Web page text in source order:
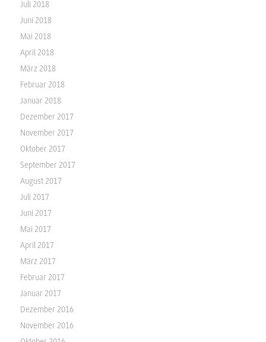
Juli 2018
Juni 2018
Mai 2018
April 2018
März 2018
Februar 2018
Januar 2018
Dezember 2017
November 2017
Oktober 2017
September 2017
August 2017
Juli 2017
Juni 2017
Mai 2017
April 2017
März 2017
Februar 2017
Januar 2017
Dezember 2016
November 2016